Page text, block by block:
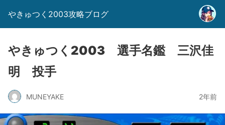
やきゅつく2003攻略ブログ
やきゅつく2003 選手名鑑 三沢佳
明 投手
MUNEYAKE 2年前